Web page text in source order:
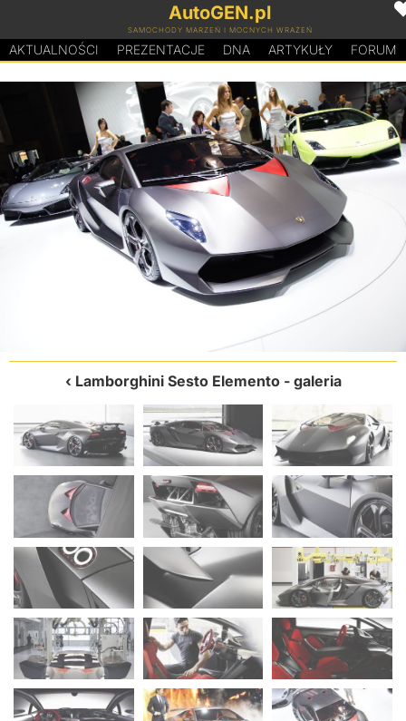
AutoGEN.pl
SAMOCHODY MARZEŃ I MOCNYCH WRAŻEŃ
AKTUALNOŚCI PREZENTACJE DNA ARTYKUŁY FORUM
Lamborghini Sesto Elemento- galeria